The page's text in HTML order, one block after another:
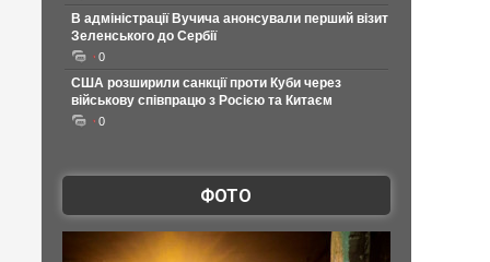
В адміністрації Вучича анонсували перший візит
Зеленського до Сербії
0
США розширили санкції проти Куби через
військову співпрацю з Росією та Китаєм
0
ФОТО